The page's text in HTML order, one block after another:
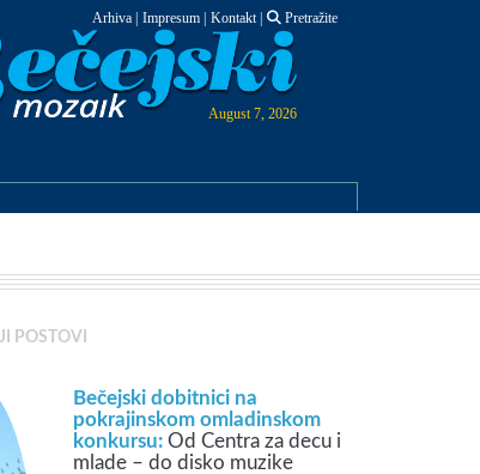
Arhiva Impresum Kontakt| Pretražite
August 7, 2026
POSTOVI
Bečejski dobitnici na
pokrajinskom omladinskom
konkursu: Od Centra za decu i
mlade – do disko muzike